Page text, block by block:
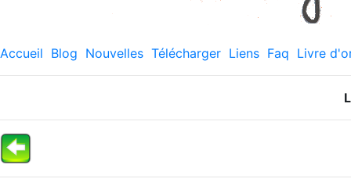
Accueil Blog Nouvelles Télécharger Liens Faq Livre